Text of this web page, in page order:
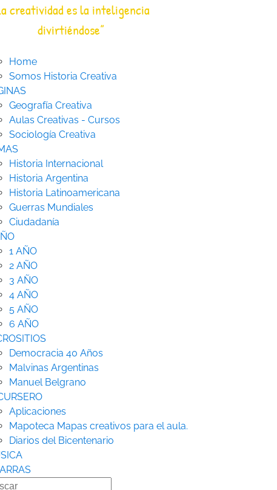
creatividad es la inteligencia
divirtiéndose”
Home
Somos Historia Creativa
Geografía Creativa
Aulas Creativas - Cursos
Sociología Creativa
Historia Internacional
Historia Argentina
Historia Latinoamericana
Guerras Mundiales
Ciudadanía
1 AÑO
2 AÑO
3 AÑO
4 AÑO
5 AÑO
6 AÑO
Democracia 40 Años
Malvinas Argentinas
Manuel Belgrano
Aplicaciones
Mapoteca Mapas creativos para el aula.
Diarios del Bicentenario